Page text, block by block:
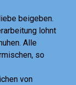
beigeben.
lohnt
Alle
so
von